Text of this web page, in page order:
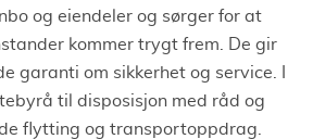
og eiendeler og sørger for at
kommer trygt frem. De gir
garanti om sikkerhet og service. I
til disposisjon med råd og
flytting og transportoppdrag.